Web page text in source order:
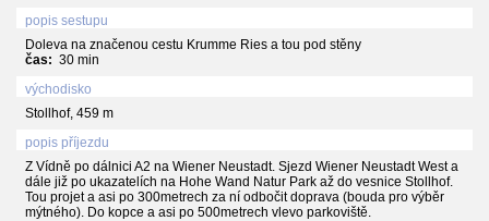
popis sestupu
Doleva na značenou cestu Krumme Ries a tou pod stěny
čas: 30 min
východisko
Stollhof, 459 m
popis příjezdu
Z Vídně po dálnici A2 na Wiener Neustadt. Sjezd Wiener Neustadt West a
dále již po ukazatelích na Hohe Wand Natur Park až do vesnice Stollhof.
Tou projet a asi po 300metrech za ní odbočit doprava (bouda pro výběr
mýtného). Do kopce a asi po 500metrech vlevo parkoviště.